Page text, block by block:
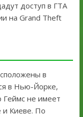
доступ в ГТА
на Grand Theft
в
в Нью-Йорке,
не имеет
и Киеве. По